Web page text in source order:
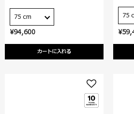
¥94,600
カートに入れる
75 cm 75